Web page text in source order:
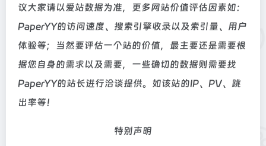
议大家请以爱站数据为准，更多网站价值评估因素如：
PaperYY的访问速度、搜索引擎收录以及索引量、用户
体验等；当然要评估一个站的价值，最主要还是需要根
据您自身的需求以及需要，一些确切的数据则需要找
PaperYY的站长进行洽谈提供。如该站的IP、PV、跳
出率等！
特别声明